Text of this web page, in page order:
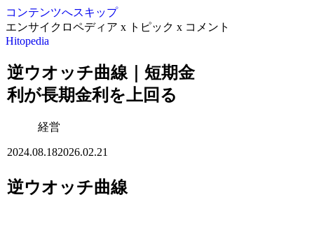
コンテンツへスキップ
エンサイクロペディア x トピック x コメント
Hitopedia
逆ウオッチ曲線｜短期金
利が長期金利を上回る
経営
2024.08.182026.02.21
逆ウオッチ曲線